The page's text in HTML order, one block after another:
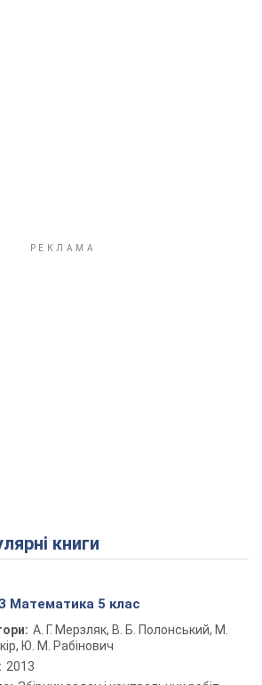
книги
Математика 5 клас
А. Г. Мерзляк, В. Б. Полонський, М.
Ю. М. Рабінович
2013